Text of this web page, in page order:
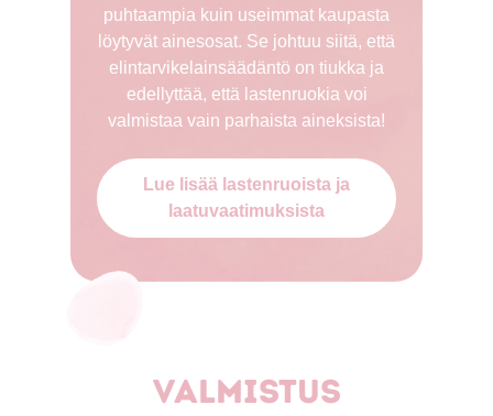
puhtaampia kuin useimmat kaupasta
löytyvät ainesosat. Se johtuu siitä, että
elintarvikelainsäädäntö on tiukka ja
edellyttää, että lastenruokia voi
valmistaa vain parhaista aineksista!
Lue lisää lastenruoista ja
laatuvaatimuksista
Valmistus